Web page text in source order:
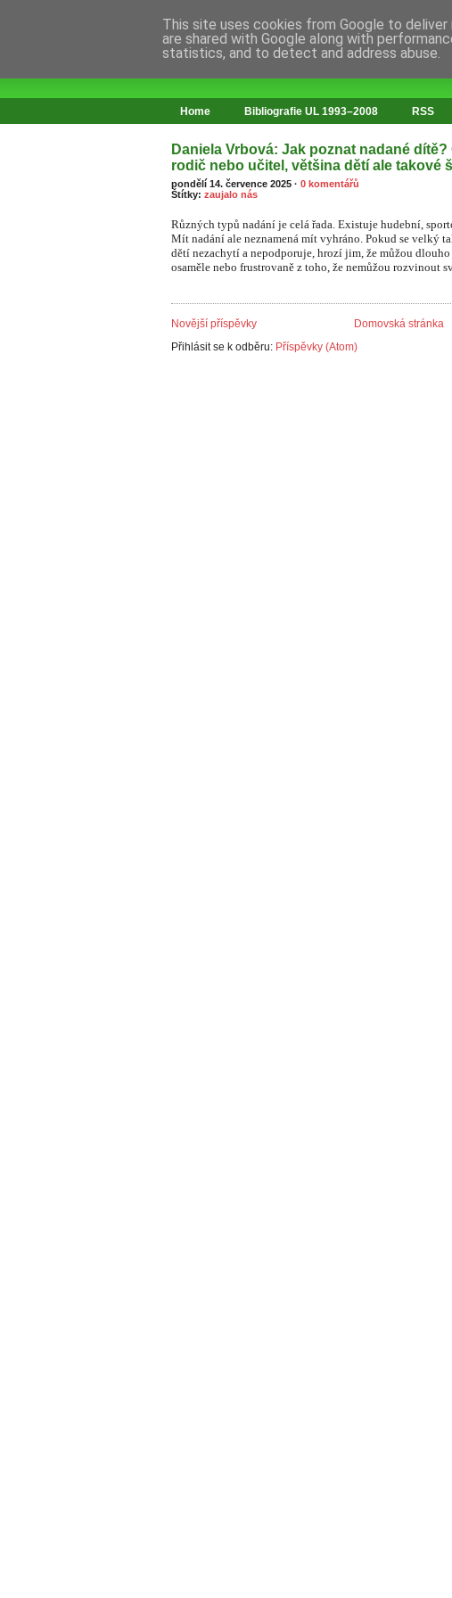
Home Bibliografie UL 1993–2008 RSS
Daniela Vrbová: Jak poznat nadané
rodič nebo učitel, většina dětí ale takové
pondělí 14. července 2025 · 0 komentářů
Štítky: zaujalo nás
Různých typů nadání je celá řada. Existuje hudební,
Mít nadání ale neznamená mít vyhráno. Pokud se velký
dětí nezachytí a nepodporuje, hrozí jim, že můžou
osaměle nebo frustrovaně z toho, že nemůžou rozvinout
Novější příspěvky
Domovská stránka
Přihlásit se k odběru: Příspěvky (Atom)
This site uses cookies from Google to
are shared with Google along with
statistics, and to detect and address abuse.